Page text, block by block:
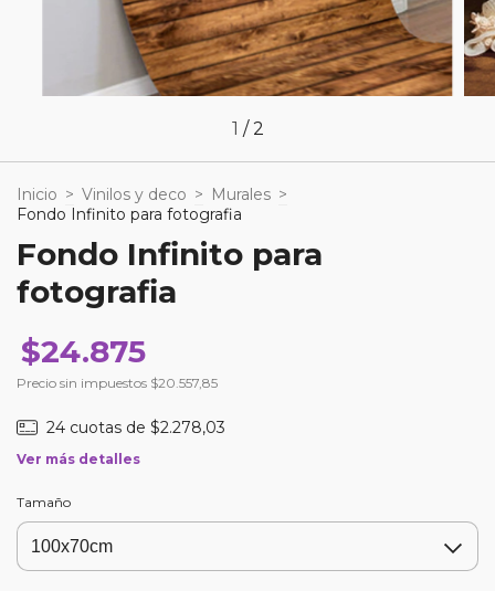
1 /2
Inicio > Vinilos y deco > Murales >
Fondo Infinito para fotografia
Fondo Infinito para
fotografia
$24.875
Precio sin impuestos $20.557,85
24 cuotas de $2.278,03
Ver más detalles
Tamaño